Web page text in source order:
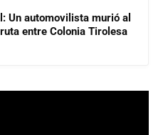
Un automovilista murió al
entre Colonia Tirolesa